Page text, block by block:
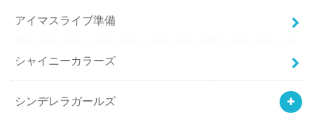
アイマスライブ準備
シャイニーカラーズ
シンデレラガールズ